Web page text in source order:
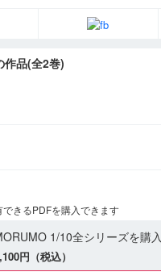
作品(全2巻)
きるPDFを購入できます
1/10全シリーズを購入
円（税込）